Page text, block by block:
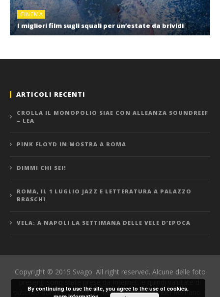
CINEMA
I migliori film sugli squali per un’estate da brividi
ARTICOLI RECENTI
CROLLA IL MONOPOLIO SIAE CON ALLEANZA SOUNDREEF
– LEA
PINK FLOYD IN MOSTRA A ROMA
DIMMI CHI SEI!
ROMA, IL 1 LUGLIO JAZZ E LETTERATURA A PALAZZO
BRASCHI
VELA: A NAPOLI LA SETTIMANA DELLE VELE D’EPOCA
Copyright © 2015 Svago. All right reserved. Alcune delle foto
presenti sono state prese da Internet, e quindi valutate di
pubblico dominio. Direttore Responsabile: Manuel Romano |
By continuing to use the site, you agree to the use of cookies.